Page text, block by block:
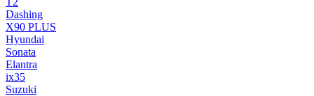
Dashing
X90 PLUS
Hyundai
Sonata
Elantra
ix35
Suzuki